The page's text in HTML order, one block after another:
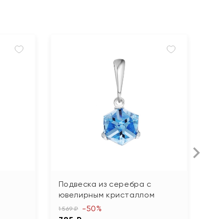
Подвеска из серебра с
ювелирным кристаллом
1 569 ₽ -50%